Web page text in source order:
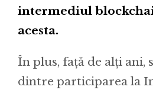
intermediul
acesta.
În plus, față de alți ani,
dintre participarea la